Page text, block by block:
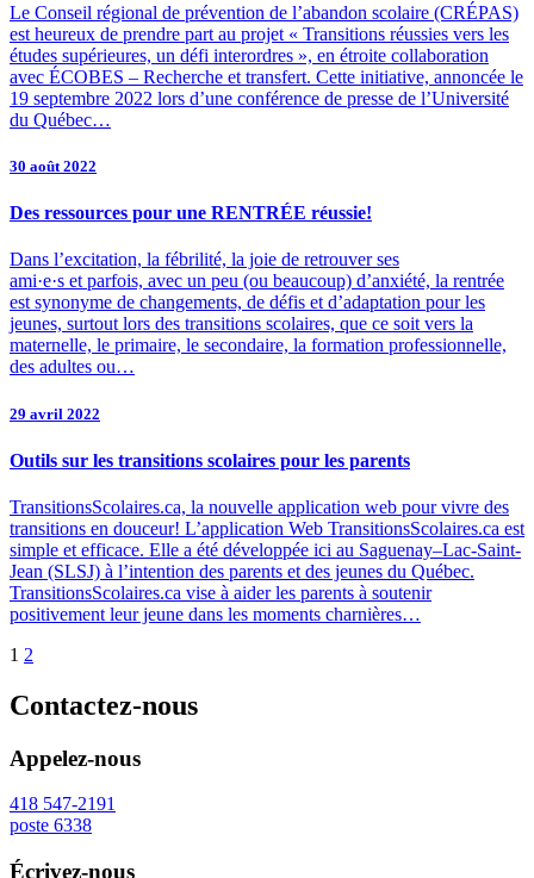
Le Conseil régional de prévention de l’abandon scolaire (CRÉPAS)
est heureux de prendre part au projet « Transitions réussies vers les
études supérieures, un défi interordres », en étroite collaboration
avec ÉCOBES – Recherche et transfert. Cette initiative, annoncée le
19 septembre 2022 lors d’une conférence de presse de l’Université
du Québec…
30 août 2022
Des ressources pour une RENTRÉE réussie!
Dans l’excitation, la fébrilité, la joie de retrouver ses
ami·e·s et parfois, avec un peu (ou beaucoup) d’anxiété, la rentrée
est synonyme de changements, de défis et d’adaptation pour les
jeunes, surtout lors des transitions scolaires, que ce soit vers la
maternelle, le primaire, le secondaire, la formation professionnelle,
des adultes ou…
29 avril 2022
Outils sur les transitions scolaires pour les parents
TransitionsScolaires.ca, la nouvelle application web pour vivre des
transitions en douceur! L’application Web TransitionsScolaires.ca est
simple et efficace. Elle a été développée ici au Saguenay–Lac-Saint-
Jean (SLSJ) à l’intention des parents et des jeunes du Québec.
TransitionsScolaires.ca vise à aider les parents à soutenir
positivement leur jeune dans les moments charnières…
1 2
Contactez-nous
Appelez-nous
418 547-2191
poste 6338
Écrivez-nous